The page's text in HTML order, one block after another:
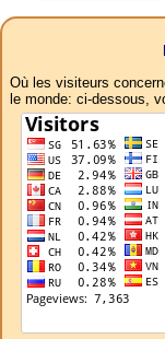
Où les visiteurs
le monde: ci-dessous,